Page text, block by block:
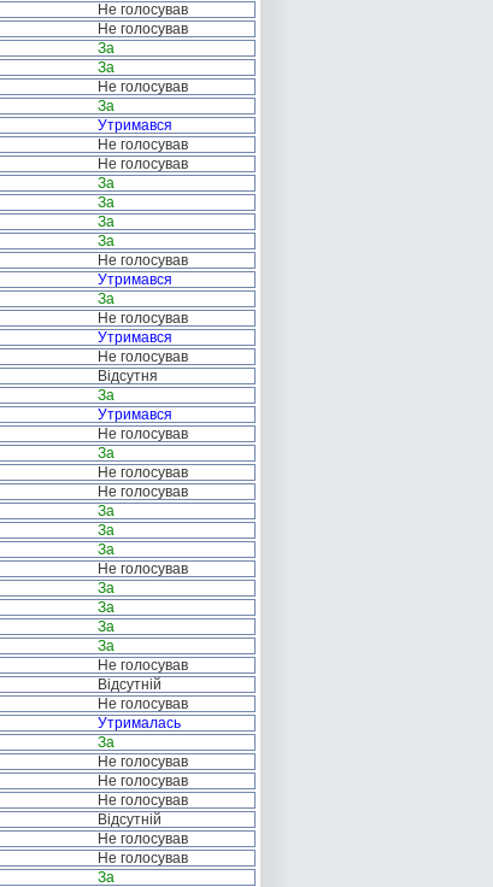
Не голосував
Не голосував
За
За
Не голосував
За
Утримався
Не голосував
Не голосував
За
За
За
За
Не голосував
Утримався
За
Не голосував
Утримався
Не голосував
Відсутня
За
Утримався
Не голосував
За
Не голосував
Не голосував
За
За
За
Не голосував
За
За
За
За
Не голосував
Відсутній
Не голосував
Утрималась
За
Не голосував
Не голосував
Не голосував
Відсутній
Не голосував
Не голосував
За